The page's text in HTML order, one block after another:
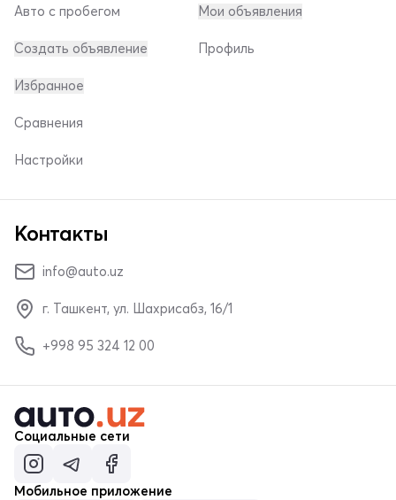
Авто с пробегом
Создать объявление
Мои объявления
Профиль
Избранное
Сравнения
Настройки
Контакты
info@auto.uz
г. Ташкент, ул. Шахрисабз, 16/1
+998 95 324 12 00
Социальные сети
Мобильное приложение